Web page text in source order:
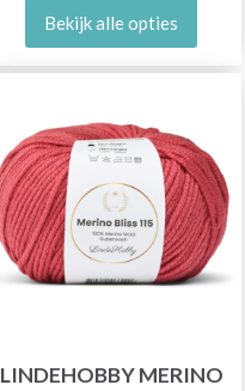
Bekijk alle opties
LINDEHOBBY MERINO